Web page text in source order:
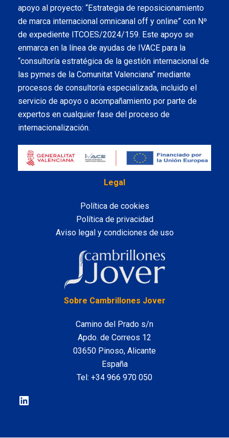
apoyo al proyecto: “Estrategia de reposicionamiento
de marca internacional omnicanal off y online” con Nº
de expediente ITCOES/2024/159. Este apoyo se
enmarca en la línea de ayudas de IVACE para la
“consultoría estratégica de la gestión internacional de
las pymes de la Comunitat Valenciana” mediante
procesos de consultoría especializada, incluido el
servicio de apoyo o acompañamiento por parte de
expertos en cualquier fase del proceso de
internacionalización.
Legal
Política de cookies
Política de privacidad
Aviso legal y condiciones de uso
Sobre Cambrillones Jover
Camino del Prado s/n
Apdo. de Correos 12
03650 Pinoso, Alicante
España
Tel: +34 966 970 050
LinkedIn